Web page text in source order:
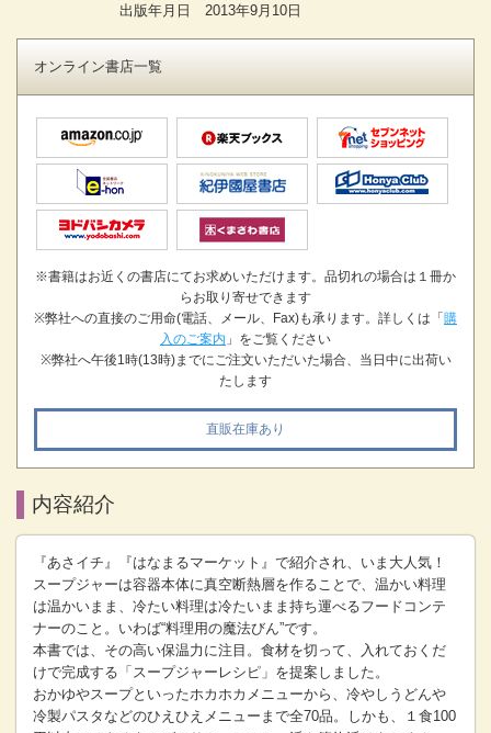
出版年月日
2013年9月10日
オンライン書店一覧
※書籍はお近くの書店にてお求めいただけます。品切れの場合は１冊か
らお取り寄せできます
※弊社への直接のご用命(電話、メール、Fax)も承ります。詳しくは「購
入のご案内 」をご覧ください
※弊社へ午後1時(13時)までにご注文いただいた場合、当日中に出荷い
たします
直販在庫あり
内容紹介
『あさイチ』『はなまるマーケット』で紹介され、いま大人気！
スープジャーは容器本体に真空断熱層を作ることで、温かい料理
は温かいまま、冷たい料理は冷たいまま持ち運べるフードコンテ
ナーのこと。いわば“料理用の魔法びん”です。
本書では、その高い保温力に注目。食材を切って、入れておくだ
けで完成する「スープジャーレシピ」を提案しました。
おかゆやスープといったホカホカメニューから、冷やしうどんや
冷製パスタなどのひえひえメニューまで全70品。しかも、１食100